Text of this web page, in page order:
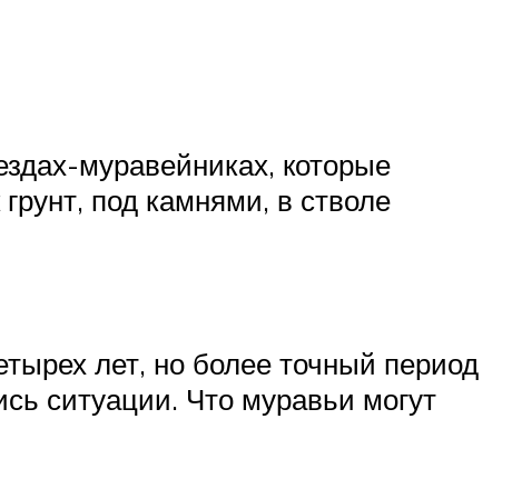
муравейниках, которые
под камнями, в стволе
лет, но более точный период
ситуации. Что муравьи могут